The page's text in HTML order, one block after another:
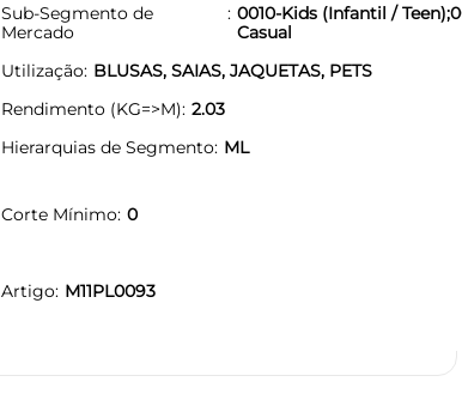
Sub-Segmento de
Mercado
0010-Kids (Infantil /
Casual
Utilização BLUSAS, SAIAS, JAQUETAS, PETS
Rendimento (KG=>M) 2.03
Hierarquias de Segmento ML
Corte Mínimo 0
Artigo M11PL0093